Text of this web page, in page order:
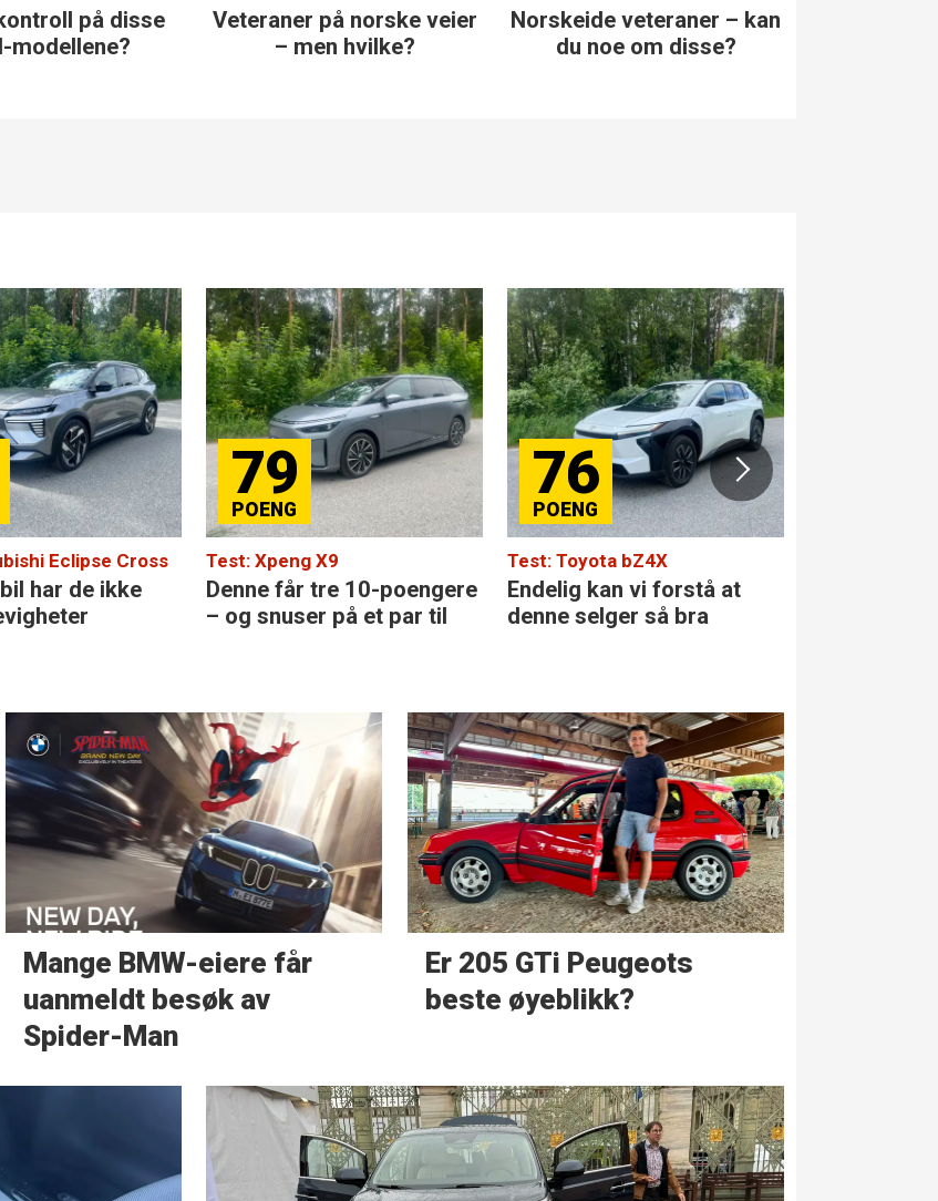
på norske veier
– men hvilke?
Norskeide veteraner – kan
du noe om disse?
Vet du noe om disse
norskeide veteranene?
Eclipse Cross
har de ikke
79
Test: Xpeng X9
Denne får tre 10-poengere
– og snuser på et par til
76
Test: Toyota bZ4X
Endelig kan vi forstå at
denne selger så bra
Mange BMW-eiere får
uanmeldt besøk av
Spider-Man
Er 205 GTi Peugeots
beste øyeblikk?